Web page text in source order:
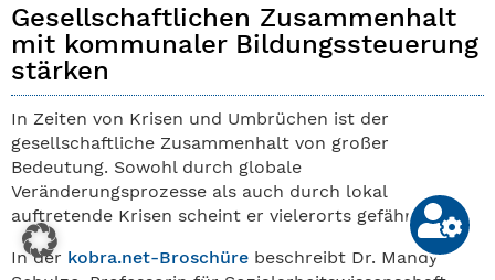
Gesellschaftlichen Zusammenhalt
mit kommunaler Bildungssteuerung
stärken
In Zeiten von Krisen und Umbrüchen ist der
gesellschaftliche Zusammenhalt von großer
Bedeutung. Sowohl durch globale
Veränderungsprozesse als auch durch lokal
auftretende Krisen scheint er vielerorts gefährdet.
In der kobra.net-Broschüre beschreibt Dr. Mandy